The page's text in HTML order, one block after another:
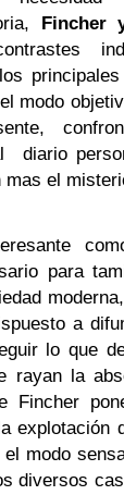
Fincher
principales
modo
diario
mas el
para
a
lo que
rayan la
explotación
modo
diversos